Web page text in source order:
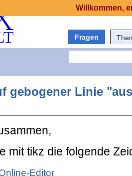
Fragen
gebogener Linie
mit tikz die folgende
Editor
Willkommen,